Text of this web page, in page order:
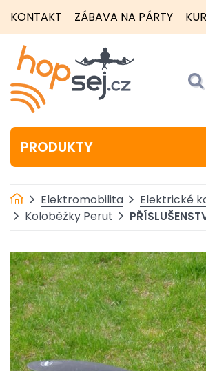
KONTAKT ZÁBAVA NA PÁRTY
PRODUKTY
Elektromobilita
Elektrické
Koloběžky Perut